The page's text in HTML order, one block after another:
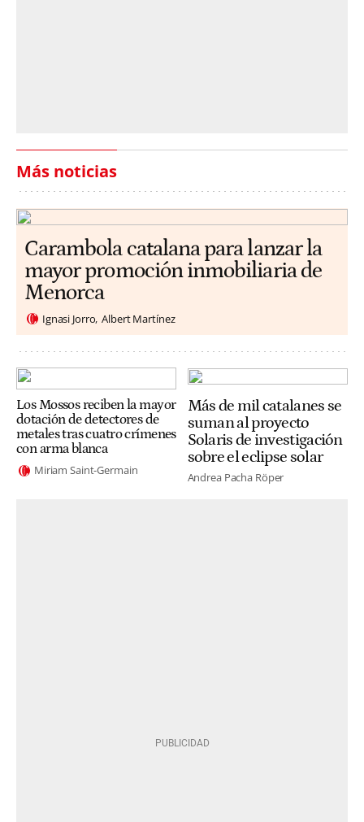
Más noticias
Carambola catalana para lanzar la
mayor promoción inmobiliaria de
Menorca
Ignasi Jorro Albert Martínez
Los Mossos reciben la mayor
dotación de detectores de
metales tras cuatro crímenes
con arma blanca
Miriam Saint-Germain
Más de mil catalanes se
suman al proyecto
Solaris de investigación
sobre el eclipse solar
Andrea Pacha Röper